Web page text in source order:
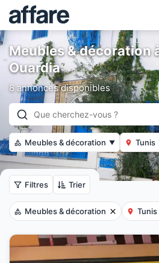
Meubles & décoration
Ouardia
8 annonces disponibles
Meubles & décoration ▼ Tunis
Filtres Trier
Meubles & décoration Tunis